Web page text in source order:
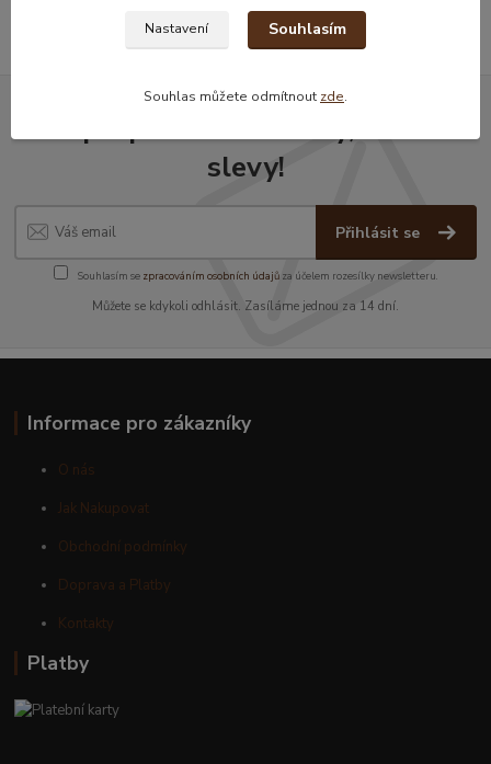
slevy!
Přihlásit se
Souhlasím se zpracováním osobních údajůza účelem rozesílky newsletteru.
Můžete se kdykoli odhlásit. Zasíláme jednou za 14 dní.
Informace pro zákazníky
O nás
Jak Nakupovat
Obchodní podmínky
Doprava a Platby
Kontakty
Platby
Nastavení Souhlasím
Souhlas můžete odmítnout zde.